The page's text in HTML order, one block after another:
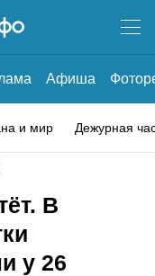
Афиша
и мир Дежурная
В
у 26